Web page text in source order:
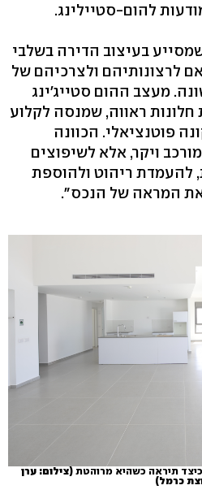
להום-סטיילינג.
בעיצוב הדירה בשלבי
לרצונותיהם ולצרכיהם של
מעצב ההום סטייג'ינג
ראווה, שמנסה לקלוע
פוטנציאלי. הכוונה
ויקר, אלא לשיפוצים
להעמדת ריהוט ולהוספת
המראה של הנכס".
תיראה כשהיא מרוהטת (צילום: ערן